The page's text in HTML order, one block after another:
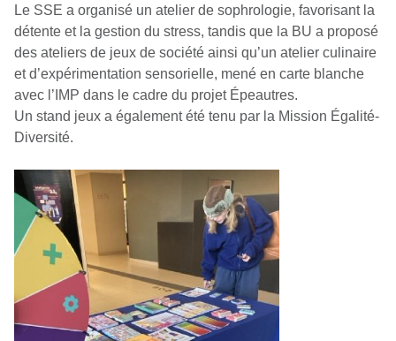
Le SSE a organisé un atelier de sophrologie, favorisant la
détente et la gestion du stress, tandis que la BU a proposé
des ateliers de jeux de société ainsi qu’un atelier culinaire
et d’expérimentation sensorielle, mené en carte blanche
avec l’IMP dans le cadre du projet Épeautres.
Un stand jeux a également été tenu par la Mission Égalité-
Diversité.